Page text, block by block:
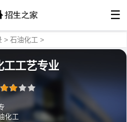
☰
> 石油化工 >
工工艺专业
化工